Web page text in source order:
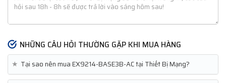
NHỮNG CÂU HỎI THƯỜNG GẶP KHI MUA HÀNG
★ Tại sao nên mua EX9214-BASE3B-AC tại Thiết Bị Mạng?